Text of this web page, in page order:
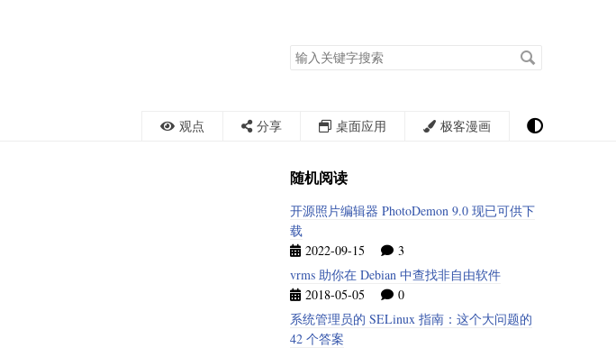
搜
索
观点 分享 桌面应用 极客漫画
随机阅读
开源照片编辑器 PhotoDemon 9.0 现已可供下
载
2022-09-15
3
vrms 助你在 Debian 中查找非自由软件
2018-05-05
0
系统管理员的 SELinux 指南：这个大问题的
42 个答案